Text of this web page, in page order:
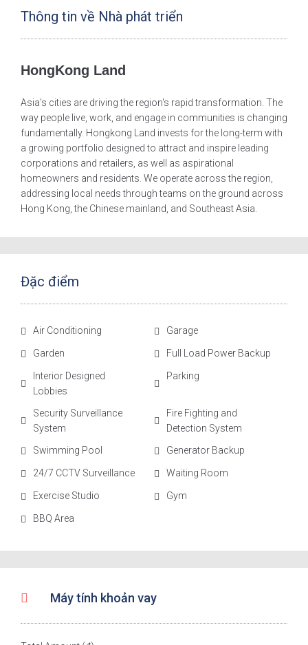
Thông tin về Nhà phát triển
HongKong Land
Asia's cities are driving the region's rapid transformation. The
way people live, work, and engage in communities is changing
fundamentally. Hongkong Land invests for the long-term with
a growing portfolio designed to attract and inspire leading
corporations and retailers, as well as aspirational
homeowners and residents. We operate across the region,
addressing local needs through teams on the ground across
Hong Kong, the Chinese mainland, and Southeast Asia.
Đặc điểm
Air Conditioning Garage
Garden Full Load Power Backup
Interior Designed
Lobbies
Parking
Security Surveillance
System
Fire Fighting and
Detection System
Swimming Pool
Generator Backup
24/7 CCTV Surveillance Waiting Room
Exercise Studio Gym
BBQ Area
Máy tính khoản vay